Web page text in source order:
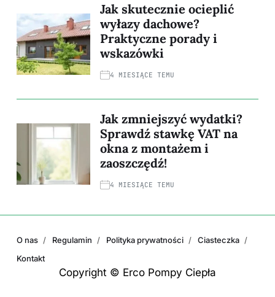
Jak skutecznie ocieplić
wyłazy dachowe?
Praktyczne porady i
wskazówki
4 MIESIĄCE TEMU
Jak zmniejszyć wydatki?
Sprawdź stawkę VAT na
okna z montażem i
zaoszczędź!
4 MIESIĄCE TEMU
Copyright © Erco Pompy Ciepła
O nas Regulamin Polityka prywatności
Ciasteczka
Kontakt